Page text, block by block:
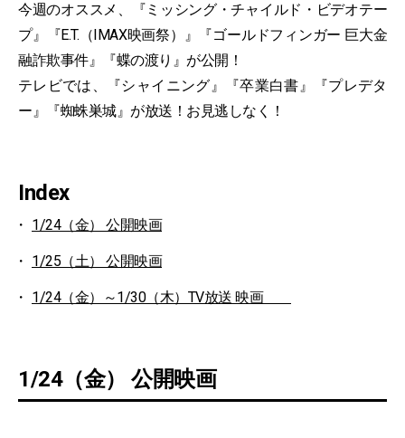
今週のオススメ、『ミッシング・チャイルド・ビデオテー
プ』『E.T.（IMAX映画祭）』『ゴールドフィンガー 巨大金
融詐欺事件』『蝶の渡り』が公開！
テレビでは、『シャイニング』『卒業白書』『プレデタ
ー』『蜘蛛巣城』が放送！お見逃しなく！
Index
1/24（金） 公開映画
1/25（土） 公開映画
1/24（金）～1/30（木）TV放送 映画
1/24（金） 公開映画